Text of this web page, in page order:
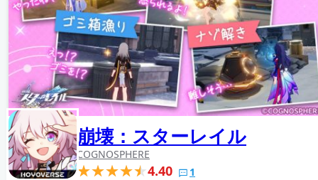
崩壊：スターレイル
COGNOSPHERE
4.40 1